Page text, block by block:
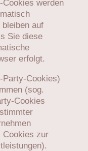
werden
auf
Sie diese
erfolgt.
Party-Cookies)
(sog.
Cookies
Cookies zur